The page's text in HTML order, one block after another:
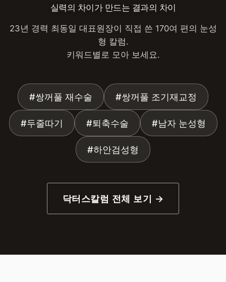
실력의 차이가 만드는 결과의 차이
23년 경력 최동일 대표원장이 직접 쓴 170여 편의 눈성
형 칼럼.
키워드별로 모아 보세요.
#쌍꺼풀 재수술 #쌍꺼풀 조기재교정
#두줄따기 #퇴축수술 #남자 눈성형
#하안검성형
닥터스칼럼 전체 보기 →